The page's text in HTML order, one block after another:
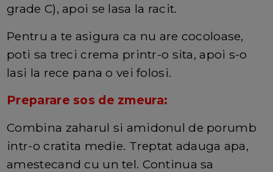
grade C), apoi se lasa la racit.
Pentru a te asigura ca nu are cocoloase,
poti sa treci crema printr-o sita, apoi s-o
lasi la rece pana o vei folosi.
Preparare sos de zmeura:
Combina zaharul si amidonul de porumb
intr-o cratita medie. Treptat adauga apa,
amestecand cu un tel. Continua sa